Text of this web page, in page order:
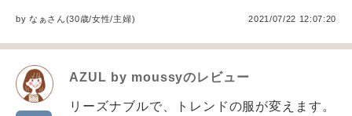
byなぁさん(30歳/女性/主婦) 2021/07/22 12:07:20
AZUL by moussyのレビュー
リーズナブルで、トレンドの服が変えます。